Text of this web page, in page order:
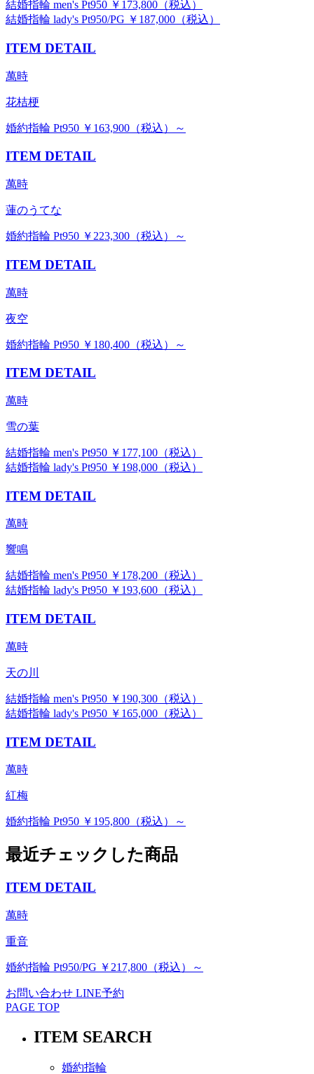
結婚指輪 men's Pt950 ￥173,800（税込）
結婚指輪 lady's Pt950/PG ￥187,000（税込）
ITEM DETAIL
萬時
花桔梗
婚約指輪 Pt950 ￥163,900（税込）～
ITEM DETAIL
萬時
蓮のうてな
婚約指輪 Pt950 ￥223,300（税込）～
ITEM DETAIL
萬時
夜空
婚約指輪 Pt950 ￥180,400（税込）～
ITEM DETAIL
萬時
雪の葉
結婚指輪 men's Pt950 ￥177,100（税込）
結婚指輪 lady's Pt950 ￥198,000（税込）
ITEM DETAIL
萬時
響鳴
結婚指輪 men's Pt950 ￥178,200（税込）
結婚指輪 lady's Pt950 ￥193,600（税込）
ITEM DETAIL
萬時
天の川
結婚指輪 men's Pt950 ￥190,300（税込）
結婚指輪 lady's Pt950 ￥165,000（税込）
ITEM DETAIL
萬時
紅梅
婚約指輪 Pt950 ￥195,800（税込）～
最近チェックした商品
ITEM DETAIL
萬時
重音
婚約指輪 Pt950/PG ￥217,800（税込）～
お問い合わせ LINE予約
PAGE TOP
ITEM SEARCH
婚約指輪